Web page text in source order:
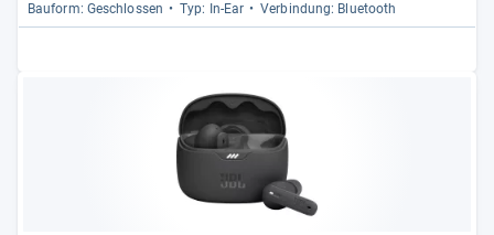
Bau­form: Geschlos­sen Typ: In-​Ear Ver­bin­dung: Blue­tooth